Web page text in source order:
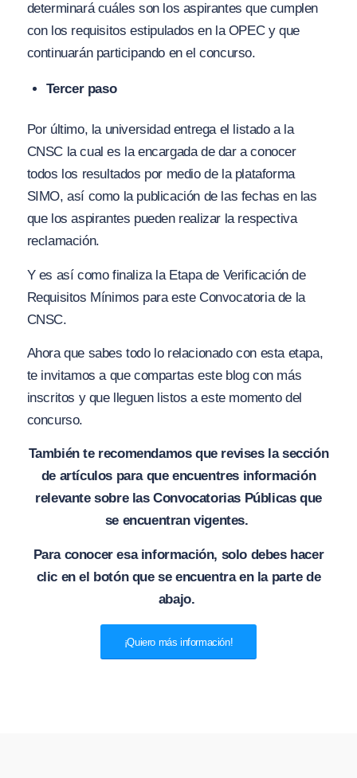
determinará cuáles son los aspirantes que cumplen
con los requisitos estipulados en la OPEC y que
continuarán participando en el concurso.
Tercer paso
Por último, la universidad entrega el listado a la
CNSC la cual es la encargada de dar a conocer
todos los resultados por medio de la plataforma
SIMO, así como la publicación de las fechas en las
que los aspirantes pueden realizar la respectiva
reclamación.
Y es así como finaliza la Etapa de Verificación de
Requisitos Mínimos para este Convocatoria de la
CNSC.
Ahora que sabes todo lo relacionado con esta etapa,
te invitamos a que compartas este blog con más
inscritos y que lleguen listos a este momento del
concurso.
También te recomendamos que revises la sección
de artículos para que encuentres información
relevante sobre las Convocatorias Públicas que
se encuentran vigentes.
Para conocer esa información, solo debes hacer
clic en el botón que se encuentra en la parte de
abajo.
¡Quiero más información!